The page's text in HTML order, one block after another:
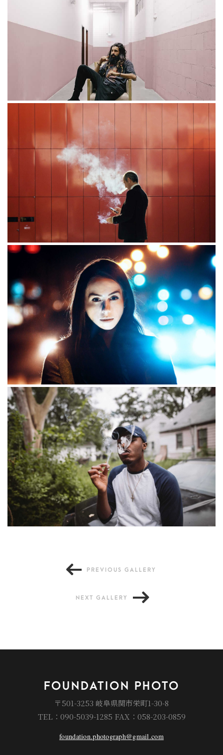
PREVIOUS GALLERY
NEXT GALLERY
FOUNDATION PHOTO
〒501-3253 岐阜県関市栄町1-30-8
TEL：090-5039-1285 FAX：058-203-0859
foundation.photograph@gmail.com